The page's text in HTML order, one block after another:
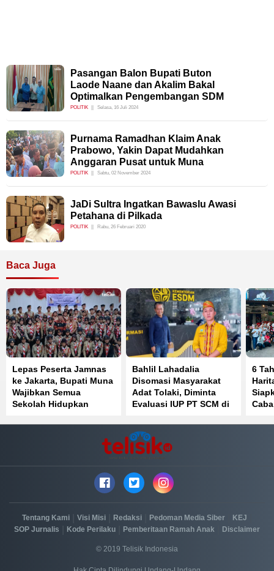
Pasangan Balon Bupati Buton
Laode Naane dan Akalim Bakal
Optimalkan Pengembangan SDM
POLITIK Selasa, 16 Juli 2024
Purnama Ramadhan Klaim Anak
Prabowo, Yakin Dapat Mudahkan
Anggaran Pusat untuk Muna
POLITIK Sabtu, 02 November 2024
JaDi Sultra Ingatkan Bawaslu Awasi
Petahana di Pilkada
POLITIK Rabu, 26 Februari 2020
Baca Juga
Lepas Peserta Jamnas
ke Jakarta, Bupati Muna
Wajibkan Semua
Sekolah Hidupkan
Bahlil Lahadalia
Disomasi Masyarakat
Adat Tolaki, Diminta
Evaluasi IUP PT SCM di
6
Tentang Kami Visi Misi Redaksi Pedoman Media Siber KEJ
SOP Jurnalis Kode Perilaku Pemberitaan Ramah Anak Disclaimer
© 2019 Telisik Indonesia